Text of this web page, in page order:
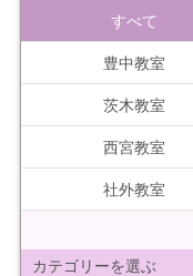
すべて
豊中教室
茨木教室
西宮教室
社外教室
カテゴリーを選ぶ